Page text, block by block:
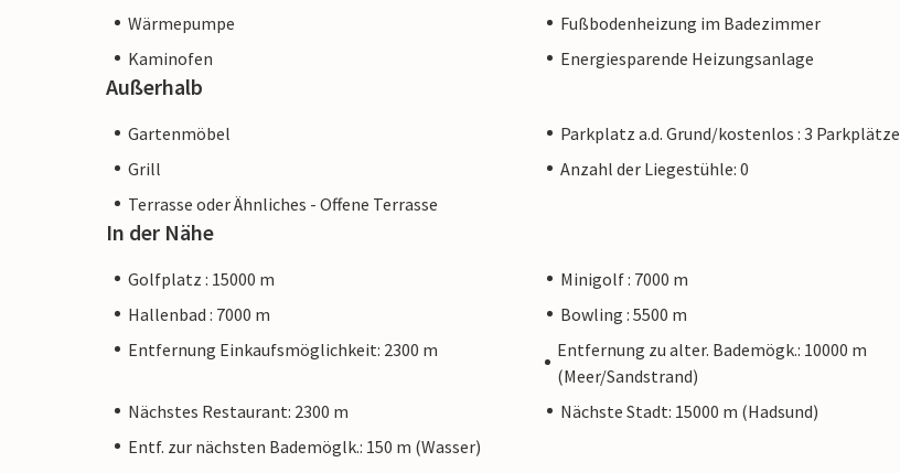
Wärmepumpe
Fußbodenheizung im Badezimmer
Kaminofen
Energiesparende Heizungsanlage
Außerhalb
Gartenmöbel
Parkplatz a.d. Grund/kostenlos : 3 Parkplätze
Grill
Anzahl der Liegestühle: 0
Terrasse oder Ähnliches - Offene Terrasse
In der Nähe
Golfplatz : 15000 m
Minigolf : 7000 m
Hallenbad : 7000 m
Bowling : 5500 m
Entfernung Einkaufsmöglichkeit: 2300 m
Entfernung zu alter. Bademögk.: 10000 m
(Meer/Sandstrand)
Nächstes Restaurant: 2300 m
Nächste Stadt: 15000 m (Hadsund)
Entf. zur nächsten Bademöglk.: 150 m (Wasser)